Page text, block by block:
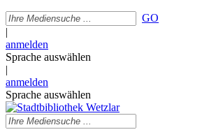
GO
|
anmelden
Sprache auswählen
|
anmelden
Sprache auswählen